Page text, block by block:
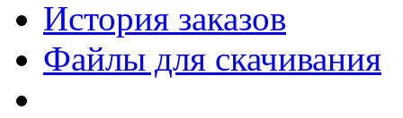
История заказов
Файлы для скачивания